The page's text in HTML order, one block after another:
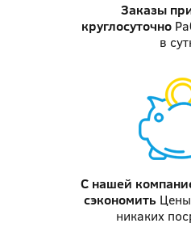
Заказы
круглосуточно
в
С нашей
сэкономить
никаких